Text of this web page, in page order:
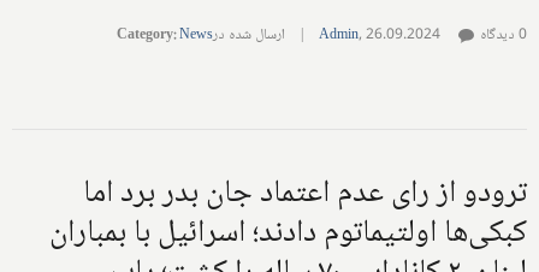
Admin,26.09.2024
| ارسال شده در Category:News 0 دیدگاه
ترودو از رای عدم اعتماد جان بدر برد اما
کبکی‌ها اولتیماتوم دادند؛ اسرائیل با بمباران